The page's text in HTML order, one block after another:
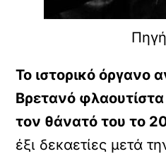
Το ιστορικό όργανο
Βρετανό
τον θάνατό του το
έξι δεκαετίες μετά